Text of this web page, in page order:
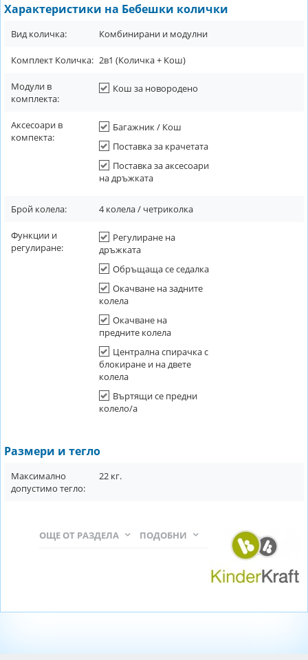
Характеристики на Бебешки колички
Вид количка: Комбинирани и модулни
Комплект Количка: 2в1 (Количка + Кош)
Модули в
комплекта:
Кош за новородено
Аксесоари в
компекта:
Багажник / Кош
Поставка за крачетата
Поставка за аксесоари
на дръжката
Брой колела: 4 колела / четриколка
Функции и
регулиране:
Регулиране на
дръжката
Обръщаща се седалка
Окачване на задните
колела
Окачване на
предните колела
Централна спирачка с
блокиране и на двете
колела
Въртящи се предни
колело/а
Размери и тегло
Максимално
допустимо тегло:
22 кг.
ПОДОБНИ
ОЩЕ ОТ РАЗДЕЛА